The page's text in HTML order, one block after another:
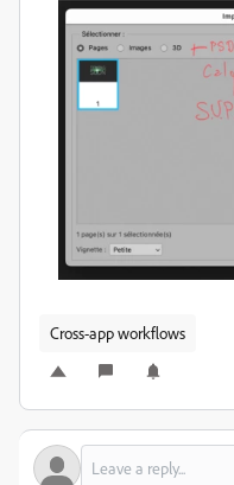
Cross-app workflows